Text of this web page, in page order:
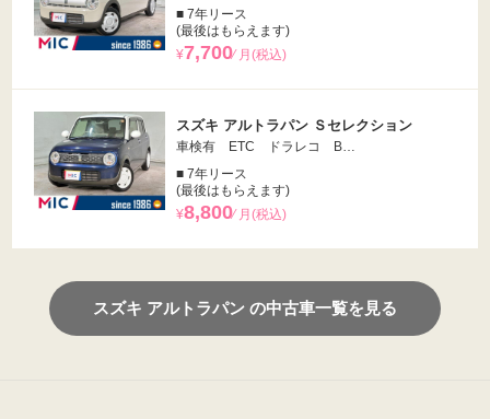
■ 7年リース
(最後はもらえます)
¥7,700⁄ 月(税込)
スズキ アルトラパン Ｓセレクション
車検有 ETC ドラレコ B…
■ 7年リース
(最後はもらえます)
¥8,800⁄ 月(税込)
スズキ アルトラパン の中古車一覧を見る